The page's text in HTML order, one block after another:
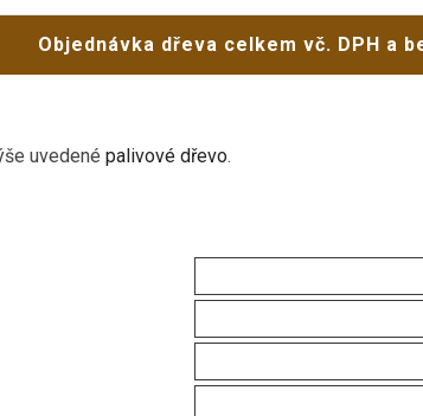
Objednávka dřeva celkem vč. DPH a
uvedené palivové dřevo.